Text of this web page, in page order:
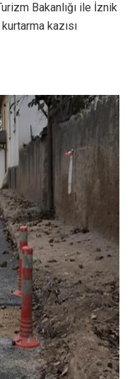
Bakanlığı ile İznik
kazısı